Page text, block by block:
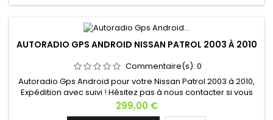
AUTORADIO GPS ANDROID NISSAN PATROL 2003 À 2010
Commentaire(s): 0
Autoradio Gps Android pour votre Nissan Patrol 2003 à 2010,
Expédition avec suivi ! Hésitez pas à nous contacter si vous
avez une question !
Prix
299,00 €